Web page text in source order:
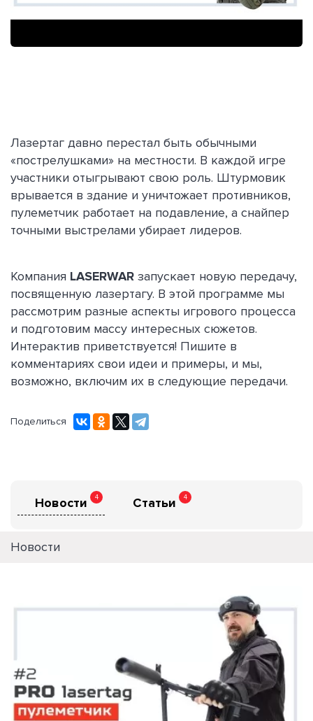
Лазертаг давно перестал быть обычными
«пострелушками» на местности. В каждой игре
участники отыгрывают свою роль. Штурмовик
врывается в здание и уничтожает противников,
пулеметчик работает на подавление, а снайпер
точными выстрелами убирает лидеров.
Компания LASERWAR запускает новую передачу,
посвященную лазертагу. В этой программе мы
рассмотрим разные аспекты игрового процесса
и подготовим массу интересных сюжетов.
Интерактив приветствуется! Пишите в
комментариях свои идеи и примеры, и мы,
возможно, включим их в следующие передачи.
Поделиться
Новости 4 Статьи 4
Новости